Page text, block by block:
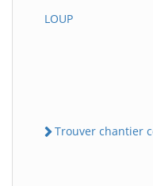
LOUP
Trouver chantier